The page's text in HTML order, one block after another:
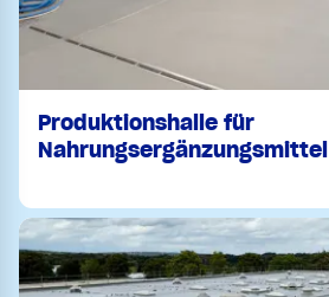
Produktionshalle für
Nahrungsergänzungsmittel